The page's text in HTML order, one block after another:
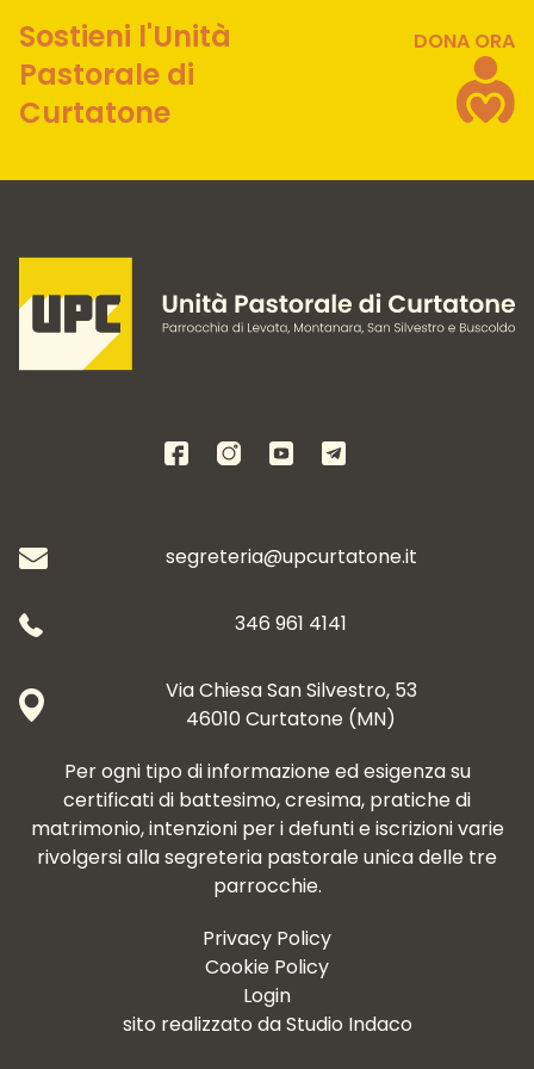
Sostieni l'Unità
Pastorale di
Curtatone
DONA ORA
segreteria@upcurtatone.it
346 961 4141
Via Chiesa San Silvestro, 53
46010 Curtatone (MN)
Per ogni tipo di informazione ed esigenza su
certificati di battesimo, cresima, pratiche di
matrimonio, intenzioni per i defunti e iscrizioni varie
rivolgersi alla segreteria pastorale unica delle tre
parrocchie.
Privacy Policy
Cookie Policy
Login
sito realizzato daStudio Indaco